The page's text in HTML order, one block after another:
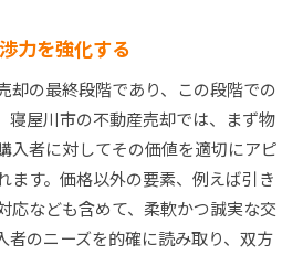
力を強化する
却の最終段階であり、この段階での
寝屋川市の不動産売却では、まず物
入者に対してその価値を適切にアピ
ます。価格以外の要素、例えば引き
応なども含めて、柔軟かつ誠実な交
者のニーズを的確に読み取り、双方